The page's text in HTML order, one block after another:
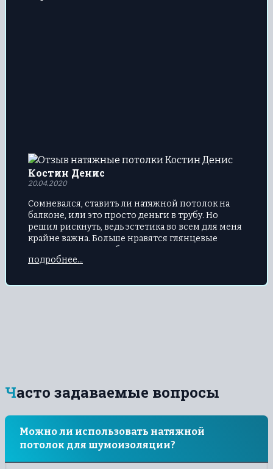
Костин Денис
20.04.2020
Сомневался, ставить ли натяжной потолок на
балконе, или это просто деньги в трубу. Но
решил рискнуть, ведь эстетика во всем для меня
крайне важна. Больше нравятся глянцевые
полотна. Но когда обратился с заказом,
специалисты посоветовали тканевый вариант,
дельный совет, третий год стоит – ни
подробнее...
Часто задаваемые вопросы
Можно ли использовать натяжной
потолок для шумоизоляции?